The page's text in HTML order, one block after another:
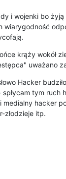
i wojenki bo żyją
wiarygodność
krąży wokół
uważano
Hacker
tym ruch
hacker
złodzieje itp.